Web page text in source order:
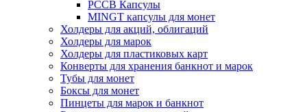
РССВ Капсулы
MINGT капсулы для монет
Холдеры для акций, облигаций
Холдеры для марок
Холдеры для пластиковых карт
Конверты для хранения банкнот и марок
Тубы для монет
Боксы для монет
Пинцеты для марок и банкнот